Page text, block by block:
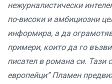
нежурналистически
по-високи и амбициозни
информира, а да
примери, които да го
писател в романа си. Тази
европейци” Пламен